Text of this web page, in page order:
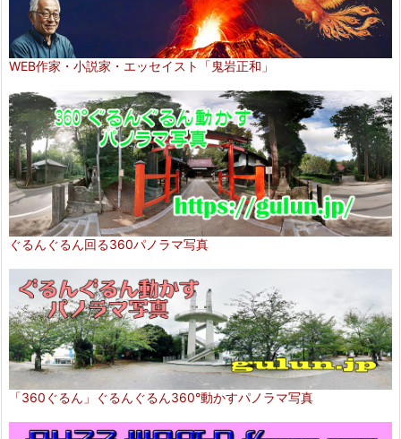
WEB作家・小説家・エッセイスト「鬼岩正和」
ぐるんぐるん回る360パノラマ写真
「360ぐるん」ぐるんぐるん360°動かすパノラマ写真